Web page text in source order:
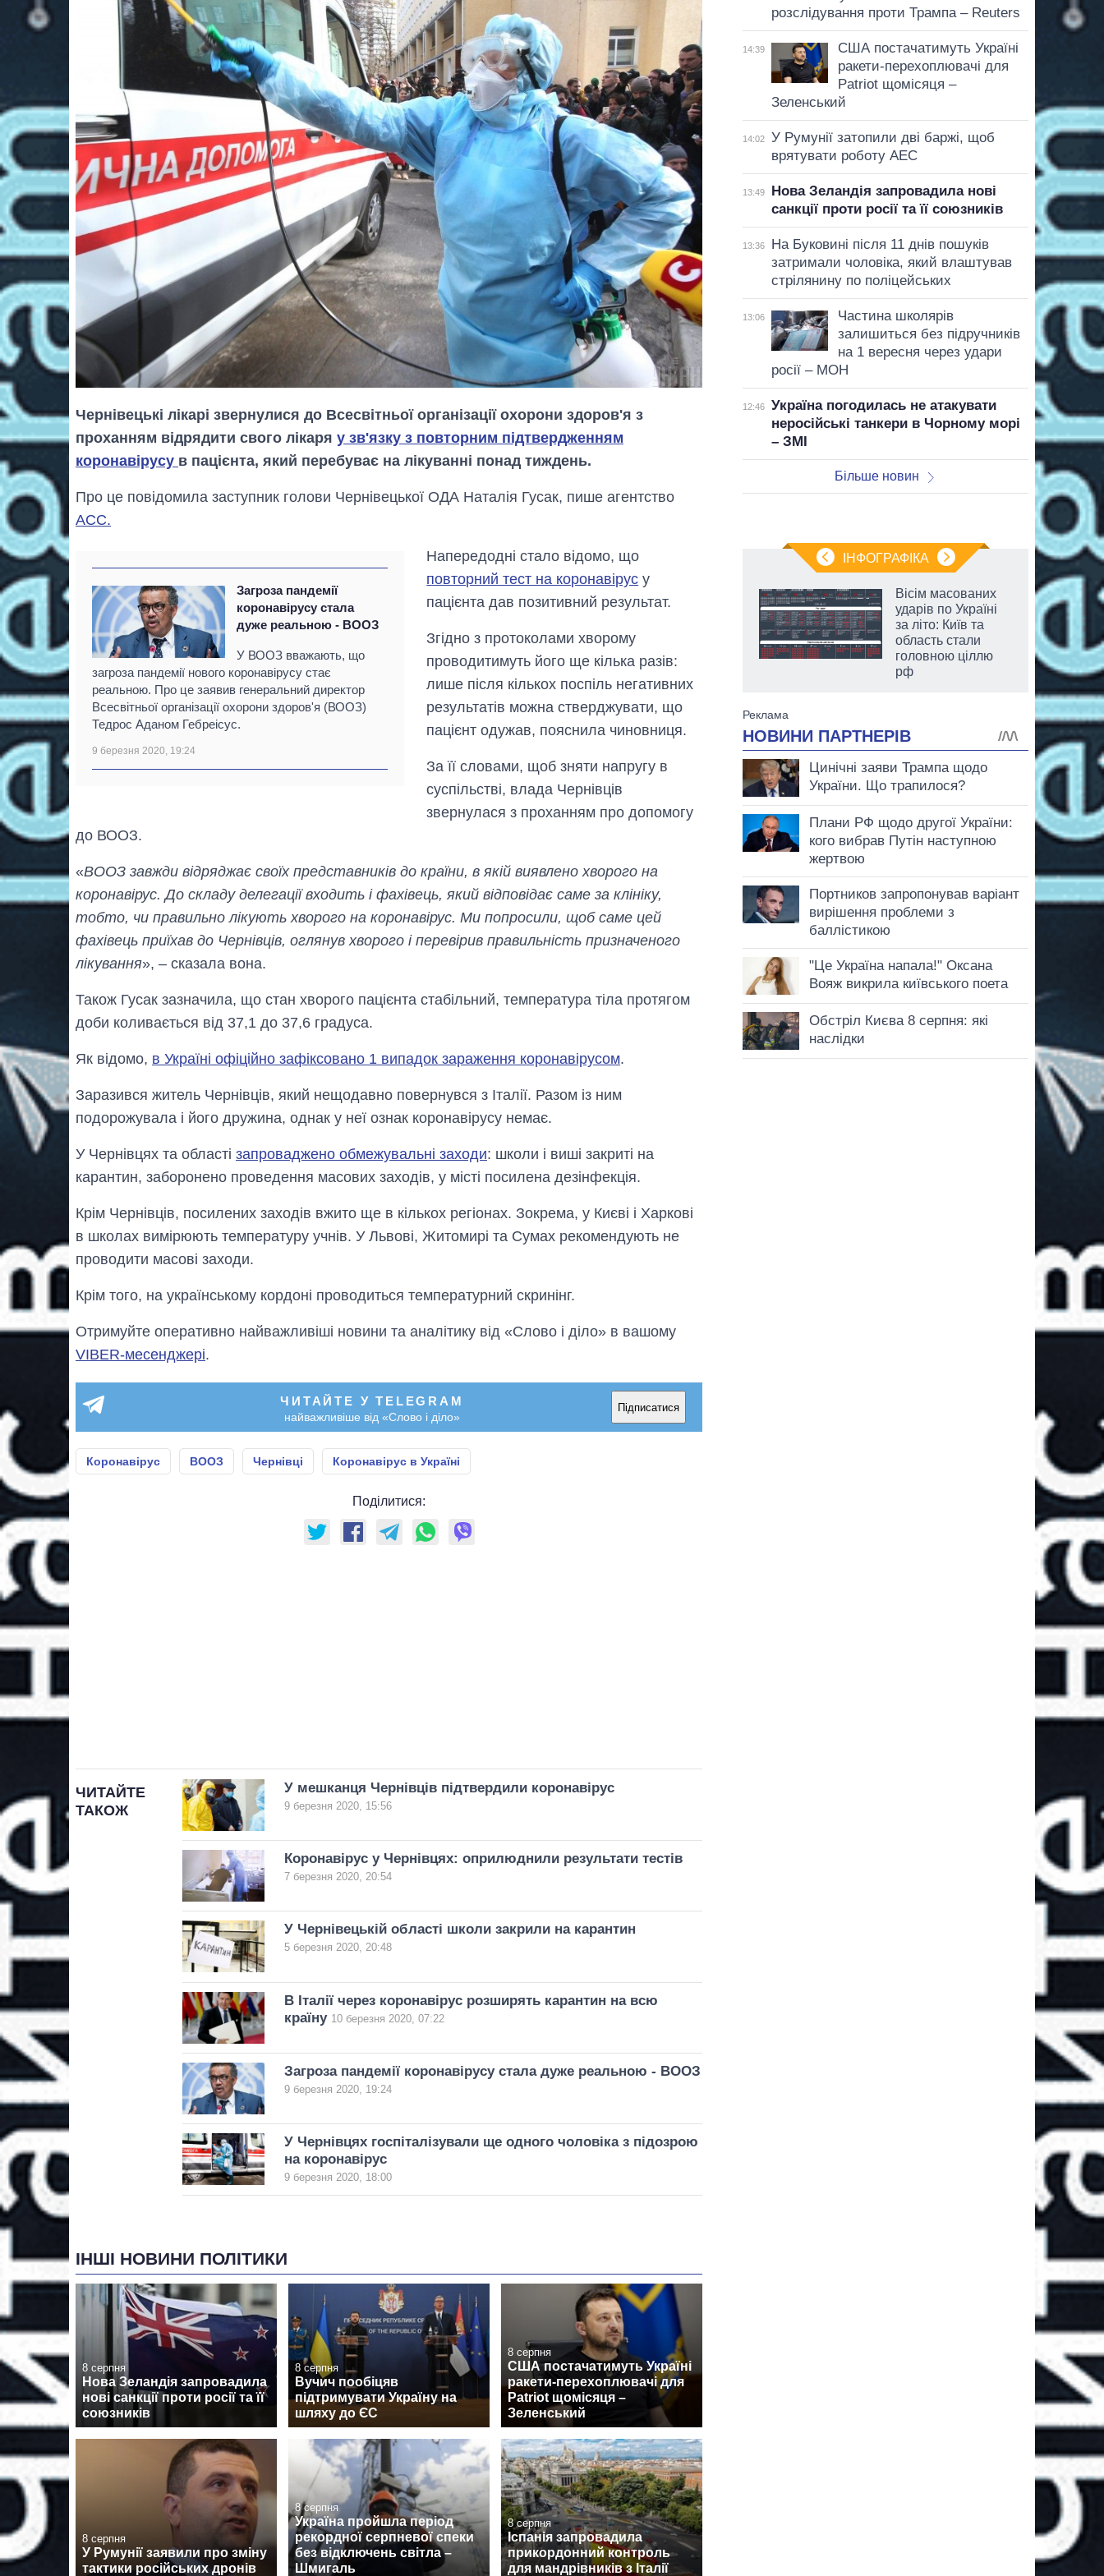
Чернівецькі лікарі звернулися до Всесвітньої організації охорони здоров'я з
проханням відрядити свого лікаря у зв'язку з повторним підтвердженням
коронавірусу в пацієнта, який перебуває на лікуванні понад тиждень.
Про це повідомила заступник голови Чернівецької ОДА Наталія Гусак, пише агентство
АСС.
Загроза пандемії
коронавірусу стала
дуже реальною - ВООЗ
У ВООЗ вважають, що
загроза пандемії нового коронавірусу стає
реальною. Про це заявив генеральний директор
Всесвітньої організації охорони здоров'я (ВООЗ)
Тедрос Аданом Гебреісус.
9 березня 2020, 19:24
Напередодні стало відомо, що
повторний тест на коронавірус у
пацієнта дав позитивний результат.
Згідно з протоколами хворому
проводитимуть його ще кілька разів:
лише після кількох поспіль негативних
результатів можна стверджувати, що
пацієнт одужав, пояснила чиновниця.
За її словами, щоб зняти напругу в
суспільстві, влада Чернівців
звернулася з проханням про допомогу
до ВООЗ.
«ВООЗ завжди відряджає своїх представників до країни, в якій виявлено хворого на
коронавірус. До складу делегації входить і фахівець, який відповідає саме за клініку,
тобто, чи правильно лікують хворого на коронавірус. Ми попросили, щоб саме цей
фахівець приїхав до Чернівців, оглянув хворого і перевірив правильність призначеного
лікування», – сказала вона.
Також Гусак зазначила, що стан хворого пацієнта стабільний, температура тіла протягом
доби коливається від 37,1 до 37,6 градуса.
Як відомо, в Україні офіційно зафіксовано 1 випадок зараження коронавірусом.
Заразився житель Чернівців, який нещодавно повернувся з Італії. Разом із ним
подорожувала і його дружина, однак у неї ознак коронавірусу немає.
У Чернівцях та області запроваджено обмежувальні заходи: школи і виші закриті на
карантин, заборонено проведення масових заходів, у місті посилена дезінфекція.
Крім Чернівців, посилених заходів вжито ще в кількох регіонах. Зокрема, у Києві і Харкові
в школах вимірюють температуру учнів. У Львові, Житомирі та Сумах рекомендують не
проводити масові заходи.
Крім того, на українському кордоні проводиться температурний скринінг.
Отримуйте оперативно найважливіші новини та аналітику від «Слово і діло» в вашому
VIBER-месенджері.
ЧИТАЙТЕ У TELEGRAM
найважливіше від «Слово і діло»
Підписатися
Коронавірус ВООЗ Чернівці Коронавірус в Україні
Поділитися:
ЧИТАЙТЕ
ТАКОЖ
У мешканця Чернівців підтвердили коронавірус
9 березня 2020, 15:56
Коронавірус у Чернівцях: оприлюднили результати тестів
7 березня 2020, 20:54
У Чернівецькій області школи закрили на карантин
5 березня 2020, 20:48
В Італії через коронавірус розширять карантин на всю
країну 10 березня 2020, 07:22
Загроза пандемії коронавірусу стала дуже реальною - ВООЗ
9 березня 2020, 19:24
У Чернівцях госпіталізували ще одного чоловіка з підозрою
на коронавірус
9 березня 2020, 18:00
ІНШІ НОВИНИ ПОЛІТИКИ
8 серпня
Нова Зеландія запровадила
нові санкції проти росії та її
союзників
8 серпня
Вучич пообіцяв
підтримувати Україну на
шляху до ЄС
8 серпня
США постачатимуть Україні
ракети-перехоплювачі для
Patriot щомісяця –
Зеленський
8 серпня
У Румунії заявили про зміну
тактики російських дронів
8 серпня
Україна пройшла період
рекордної серпневої спеки
без відключень світла –
Шмигаль
8 серпня
Іспанія запровадила
прикордонний контроль
для мандрівників з Італії
розслідування проти Трампа – Reuters
14:39
США постачатимуть Україні
ракети-перехоплювачі для
Patriot щомісяця –
Зеленський
14:02
У Румунії затопили дві баржі, щоб
врятувати роботу АЕС
13:49
Нова Зеландія запровадила нові
санкції проти росії та її союзників
13:36
На Буковині після 11 днів пошуків
затримали чоловіка, який влаштував
стрілянину по поліцейських
13:06
Частина школярів
залишиться без підручників
на 1 вересня через удари
росії – МОН
12:46
Україна погодилась не атакувати
неросійські танкери в Чорному морі
– ЗМІ
Більше новин
ІНФОГРАФІКА
років: хто і як
посаду керівника
СЗР
Вісім масованих
ударів по Україні
за літо: Київ та
область стали
головною ціллю
рф